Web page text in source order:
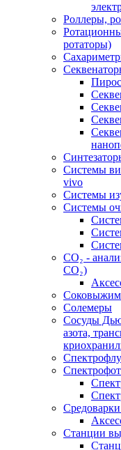
Роллеры,
ротаторы)
Системы
vivo
Системы
Системы
СО₂ -
СО₂)
Солемеры
Сосуды
азота,
Станции